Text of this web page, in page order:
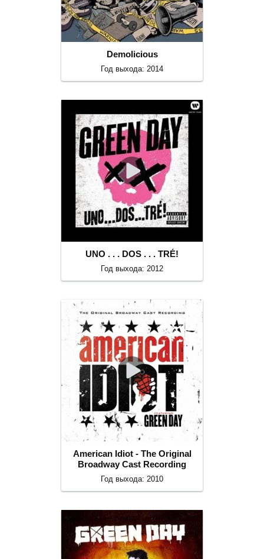
Demolicious
Год выхода: 2014
UNO . . . DOS . . . TRÉ!
Год выхода: 2012
American Idiot - The Original
Broadway Cast Recording
Год выхода: 2010